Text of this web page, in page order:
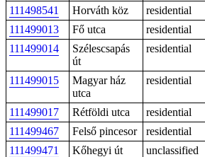
111498541
Horváth köz
residential
111499013
Fő utca residential
111499014
Szélescsapás
út
residential
111499015
Magyar ház
utca
residential
111499017 Rétföldi utca residential
111499467
Felső pincesor
residential
111499471
Kőhegyi út unclassified